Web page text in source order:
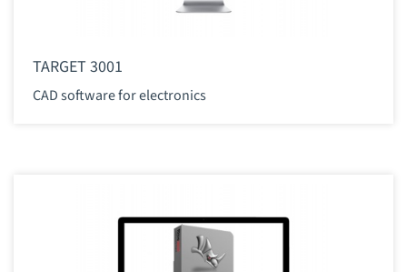
TARGET 3001
CAD software for electronics